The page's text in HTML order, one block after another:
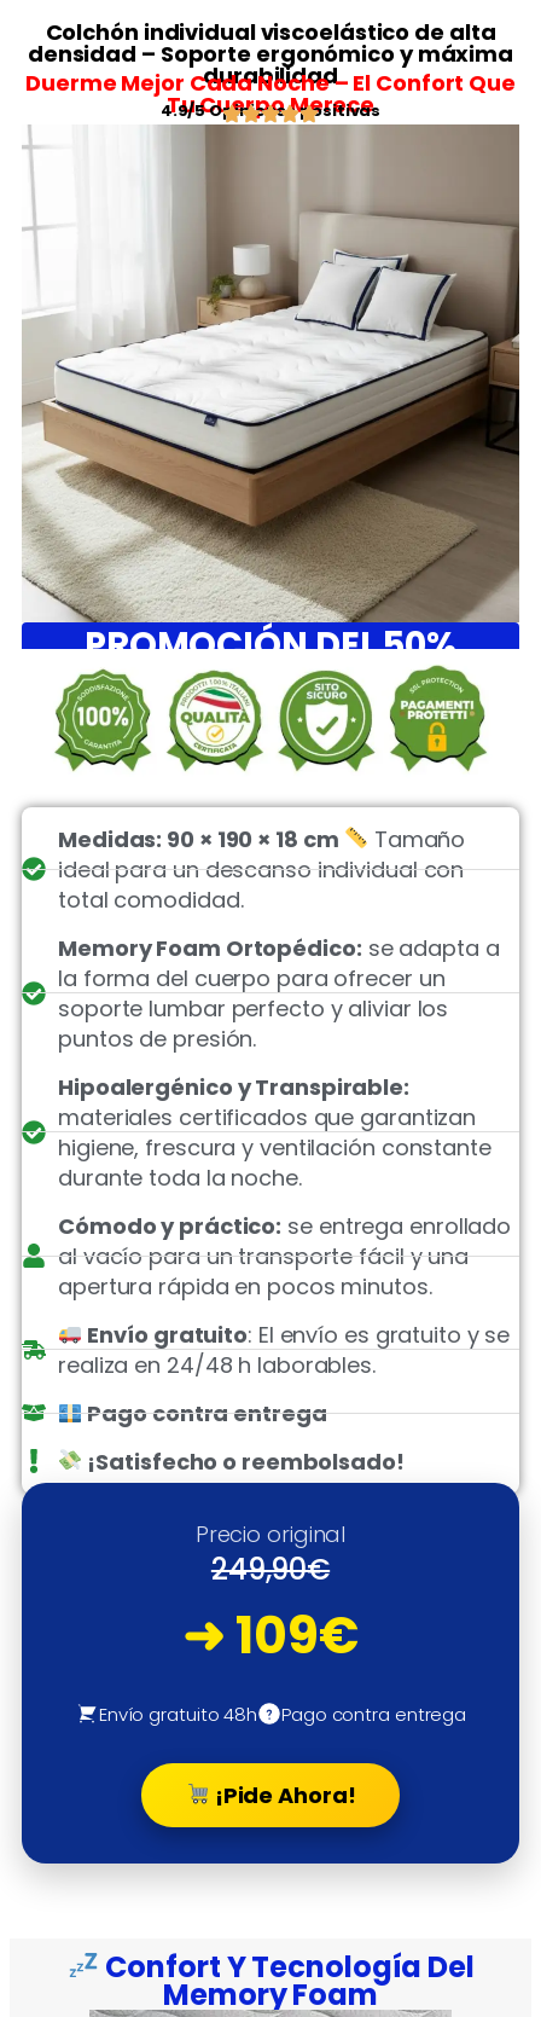
Colchón individual viscoelástico de alta
densidad – Soporte ergonómico y máxima
durabilidad
Duerme Mejor Cada Noche – El Confort Que
Tu Cuerpo Merece
4.9/5 Opiniones positivas
PROMOCIÓN DEL 50%
Medidas: 90 × 190 × 18 cm
Tamaño
ideal para un descanso individual con
total comodidad.
Memory Foam Ortopédico: se adapta a
la forma del cuerpo para ofrecer un
soporte lumbar perfecto y aliviar los
puntos de presión.
Hipoalergénico y Transpirable:
materiales certificados que garantizan
higiene, frescura y ventilación constante
durante toda la noche.
Cómodo y práctico: se entrega enrollado
al vacío para un transporte fácil y una
apertura rápida en pocos minutos.
Envío gratuito: El envío es gratuito y se
realiza en 24/48 h laborables.
Pago contra entrega
¡Satisfecho o reembolsado!
Precio original
249,90€
➜ 109€
Envío gratuito 48h Pago contra entrega
¡Pide Ahora!
Confort Y Tecnología Del
Memory Foam